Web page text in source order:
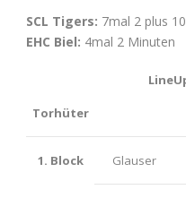
SCL Tigers: 7mal 2 plus
EHC Biel: 4mal 2 Minuten
Torhüter
1. Block Glauser